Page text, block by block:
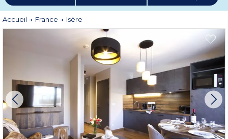
la Coupe Icare. De plus, en Isère, les sportifs ont la chance de profiter de
terrains de jeux incomparables à travers des paysages variés aussi bien par
son terroir que par ses traditions vielles de plusieurs siècles. En vacances en
Isère, prenez le temps de découvrir cet unique petit bout de France.
Plus d'informations
Accueil France Isère